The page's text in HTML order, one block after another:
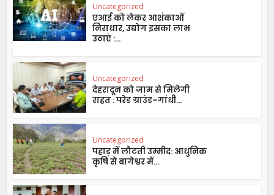
Uncategorized
एआई को लेकर आशंकाओं
निराधार, उद्योग इसका लाभ
उठाएं :...
Uncategorized
देहरादून को जाम से मिलेगी
राहत : परेड ग्राउंड–गांधी...
Uncategorized
पहाड़ में लौटती उम्मीद: आधुनिक
कृषि से बागेश्वर में...